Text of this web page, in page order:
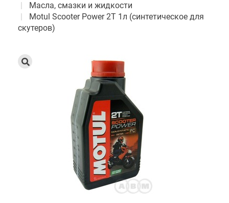
Масла, смазки и жидкости
Motul Scooter Power 2T 1л (синтетическое для
скутеров)